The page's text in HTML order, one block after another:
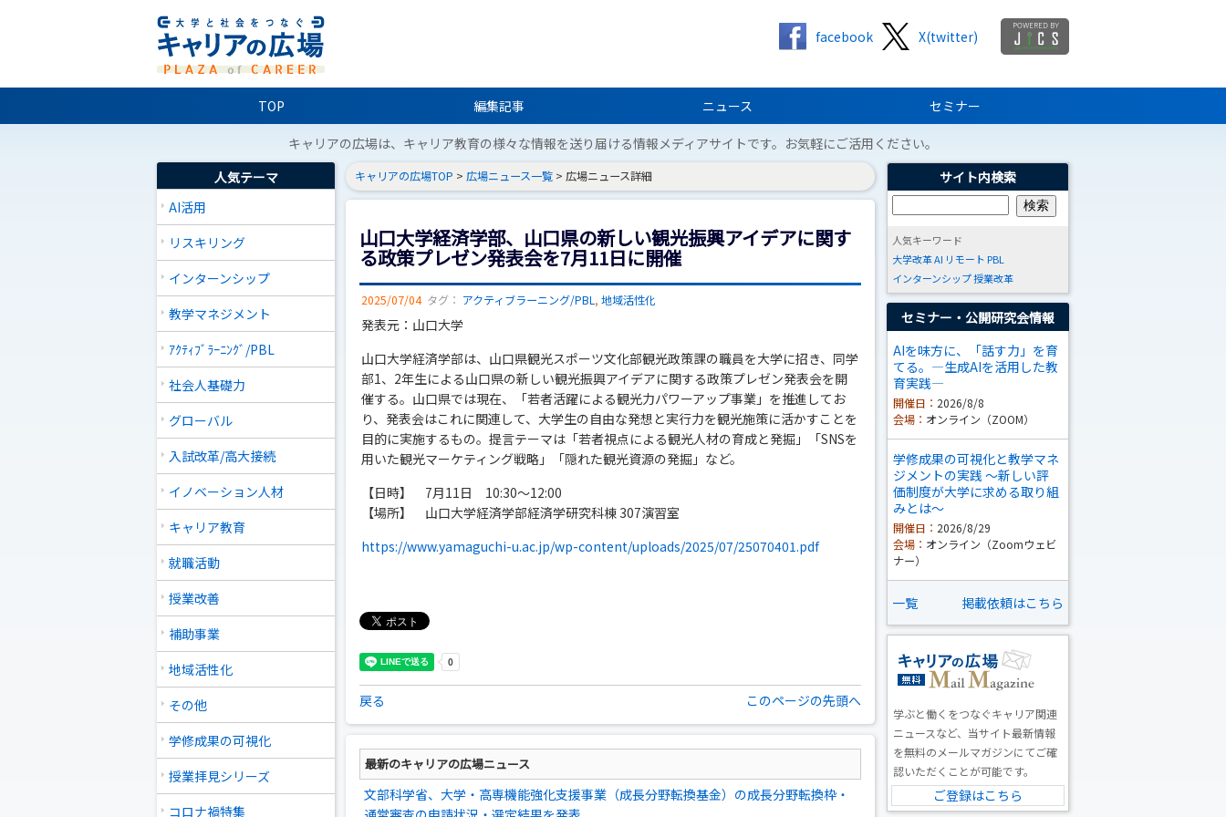
X(twitter)
facebook
TOP 編集記事 ニュース セミナー
キャリアの広場は、キャリア教育の様々な情報を送り届ける情報メディアサイトです。お気軽にご活用ください。
人気テーマ
AI活用
リスキリング
インターンシップ
教学マネジメント
ｱｸﾃｨﾌﾞﾗｰﾆﾝｸﾞ/PBL
社会人基礎力
グローバル
入試改革/高大接続
イノベーション人材
キャリア教育
就職活動
授業改善
補助事業
地域活性化
その他
学修成果の可視化
授業拝見シリーズ
コロナ禍特集
キャリアの広場TOP > 広場ニュース一覧 > 広場ニュース詳細
山口大学経済学部、山口県の新しい観光振興アイデアに関す
る政策プレゼン発表会を7月11日に開催
2025/07/04 タグ： アクティブラーニング/PBL, 地域活性化
発表元：山口大学
山口大学経済学部は、山口県観光スポーツ文化部観光政策課の職員を大学に招き、同学
部1、2年生による山口県の新しい観光振興アイデアに関する政策プレゼン発表会を開
催する。山口県では現在、「若者活躍による観光力パワーアップ事業」を推進してお
り、発表会はこれに関連して、大学生の自由な発想と実行力を観光施策に活かすことを
目的に実施するもの。提言テーマは「若者視点による観光人材の育成と発掘」「SNSを
用いた観光マーケティング戦略」「隠れた観光資源の発掘」など。
【日時】 7月11日 10:30～12:00
【場所】 山口大学経済学部経済学研究科棟 307演習室
https://www.yamaguchi-u.ac.jp/wp-content/uploads/2025/07/25070401.pdf
戻る このページの先頭へ
最新のキャリアの広場ニュース
文部科学省、大学・高専機能強化支援事業（成長分野転換基金）の成長分野転換枠・
サイト内検索
人気キーワード
大学改革AI リモート PBL
インターンシップ授業改革
セミナー・公開研究会情報
AIを味方に、「話す力」を育
てる。―生成AIを活用した教
育実践―
開催日： 2026/8/8
会場： オンライン（ZOOM）
学修成果の可視化と教学マネ
ジメントの実践 ～新しい評
価制度が大学に求める取り組
みとは～
開催日： 2026/8/29
会場： オンライン（Zoomウェビ
ナー）
一覧 掲載依頼はこちら
学ぶと働くをつなぐキャリア関連
ニュースなど、当サイト最新情報
を無料のメールマガジンにてご確
認いただくことが可能です。
ご登録はこちら